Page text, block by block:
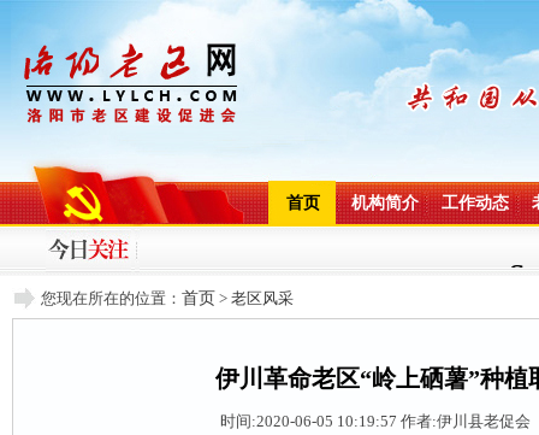
首页 机构简介 工作动态
您现在所在的位置： 首页 > 老区风采
伊川革命老区“岭上硒薯”种植
时间:2020-06-05 10:19:57 作者:伊川县老促会